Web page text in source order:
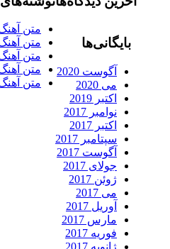
متن آهنگ نگار
متن آهنگ خنده
متن آهنگ دریا
متن آهنگ
متن آهنگ چرا
آگوست 2020
سپتامبر 2017
آگوست 2017
مارس 2017